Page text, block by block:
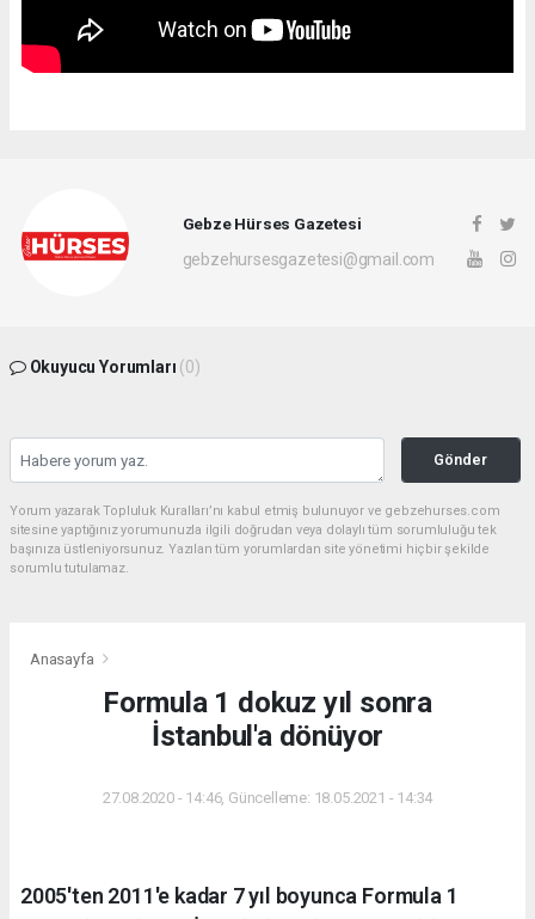
Gebze Hürses Gazetesi
gebzehursesgazetesi@gmail.com
Okuyucu Yorumları (0)
Gönder
Yorum yazarak Topluluk Kuralları’nı kabul etmiş bulunuyor ve gebzehurses.com
sitesine yaptığınız yorumunuzla ilgili doğrudan veya dolaylı tüm sorumluluğu tek
başınıza üstleniyorsunuz. Yazılan tüm yorumlardan site yönetimi hiçbir şekilde
sorumlu tutulamaz.
Anasayfa
Formula 1 dokuz yıl sonra
İstanbul'a dönüyor
27.08.2020 - 14:46, Güncelleme: 18.05.2021 - 14:34
2005'ten 2011'e kadar 7 yıl boyunca Formula 1